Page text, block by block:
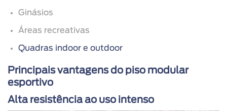
Ginásios
Áreas recreativas
Quadras indoor e outdoor
Principais vantagens do piso modular
esportivo
Alta resistência ao uso intenso